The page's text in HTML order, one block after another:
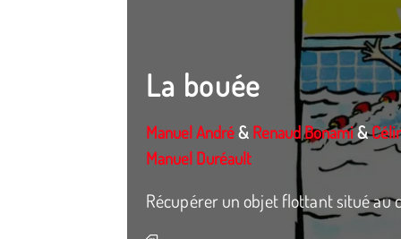
La bouée
Manuel André& Renaud Bonami&
Manuel Duréault
Récupérer un objet flottant situé au